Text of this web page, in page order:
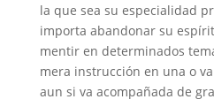
la que sea su especialidad
importa abandonar su
mentir en determinados
mera instrucción en una o
aun si va acompañada de